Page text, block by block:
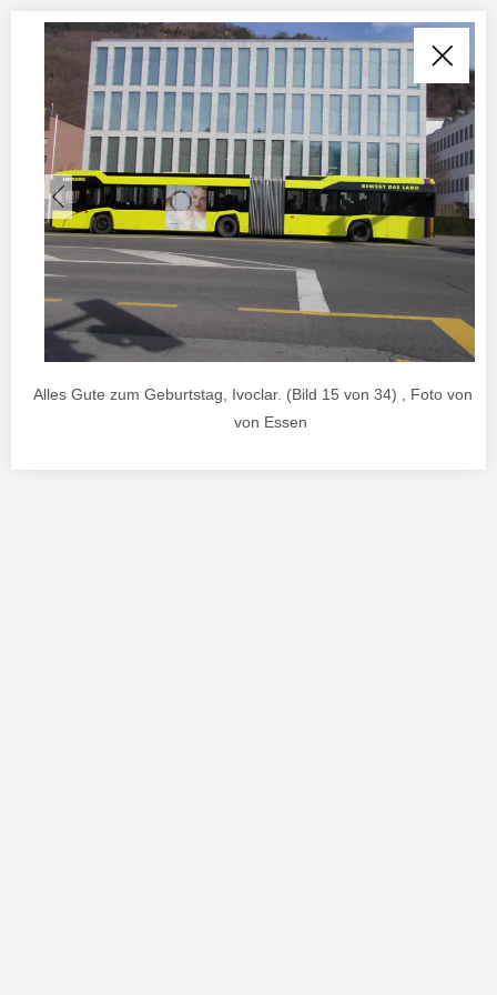
Alles Gute zum Geburtstag, Ivoclar. (Bild 15 von 34) , Foto von
von Essen